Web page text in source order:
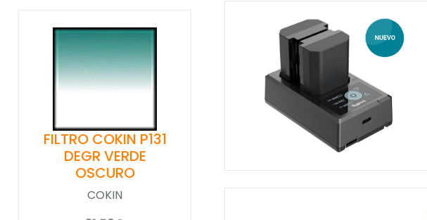
FILTRO COKIN P131
DEGR VERDE
OSCURO
COKIN